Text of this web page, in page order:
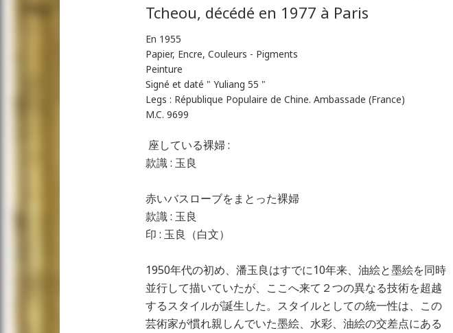
Tcheou, décédé en 1977 à Paris
En 1955
Papier, Encre, Couleurs - Pigments
Peinture
Signé et daté " Yuliang 55 "
Legs : République Populaire de Chine. Ambassade (France)
M.C. 9699
座している裸婦 :
款識 : 玉良
赤いバスローブをまとった裸婦
款識 : 玉良
印 : 玉良（白文）
1950年代の初め、潘玉良はすでに10年来、油絵と墨絵を同時
並行して描いていたが、ここへ来て２つの異なる技術を超越
するスタイルが誕生した。スタイルとしての統一性は、この
芸術家が慣れ親しんでいた墨絵、水彩、油絵の交差点にある